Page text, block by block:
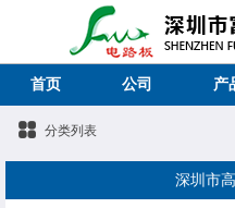
首页 公司 产
分类列表
深圳市